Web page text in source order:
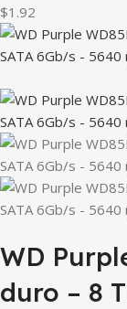
$1.92
WD
duro – 8